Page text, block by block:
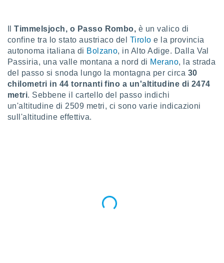
nostri
di
il
la
IlTimmelsjoch, o Passo Rombo, è un valico di
confine tra lo stato austriaco del Tiroloe la provincia
autonoma italiana di Bolzano, in Alto Adige. Dalla Val
Passiria, una valle montana a nord di Merano, la strada
del passo si snoda lungo la montagna per circa 30
chilometri in 44 tornanti fino a un'altitudine di 2474
metri. Sebbene il cartello del passo indichi
un'altitudine di 2509 metri, ci sono varie indicazioni
sull'altitudine effettiva.